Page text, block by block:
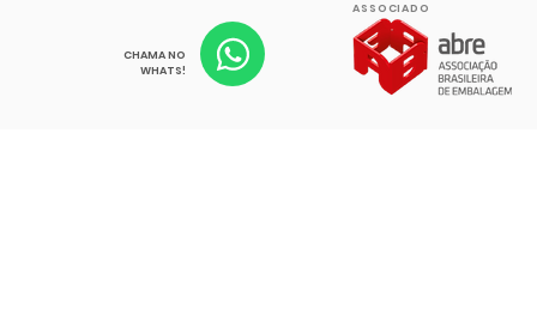
ASSOCIADO
CHAMA NO
WHATS!